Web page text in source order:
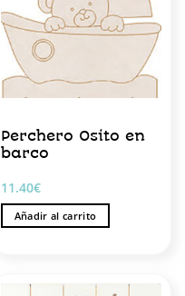
Perchero Osito en
barco
11.40€
Añadir al carrito